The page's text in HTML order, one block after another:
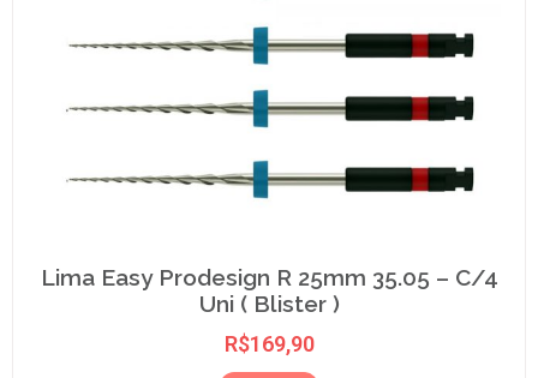
Lima Easy Prodesign R 25mm 35.05 – C/4
Uni ( Blister )
R$169,90